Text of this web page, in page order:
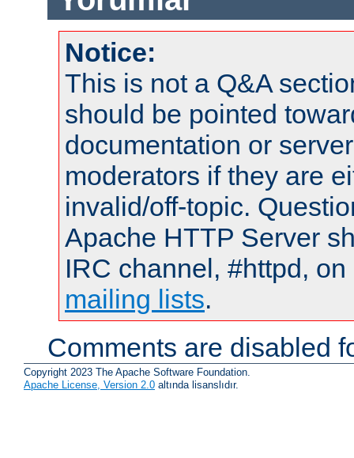
Notice:
This is not a Q&A
should be pointed
documentation or
moderators if they are
invalid/off-topic.
Apache HTTP Server
IRC channel, #httpd,
mailing lists.
Comments are disabled
Copyright 2023 The Apache Software Foundation.
Apache License, Version 2.0 altında lisanslıdır.